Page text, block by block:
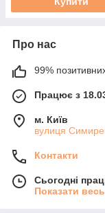
Про нас
99%
Працює з
м. Київ
вулиця
Контакти
Сьогодні
Показати